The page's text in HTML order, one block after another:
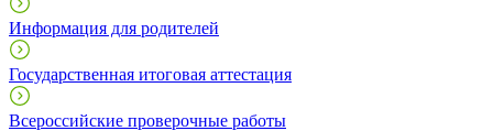
Информация для родителей
Государственная итоговая аттестация
Всероссийские проверочные работы